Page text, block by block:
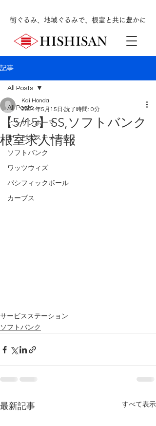
街ぐるみ、地域ぐるみで、根室と共に豊かに
記事
All Posts
ヒシサンホーマ
サービスステーション
ソフトバンク
ワッツウィズ
パシフィックボール
カーブス
All Posts
【5/15】SS,ソフトバンク
根室求人情報
Kai Honda
2024年5月15日 読了時間: 0分
サービスステーション
ソフトバンク
最新記事 すべて表示